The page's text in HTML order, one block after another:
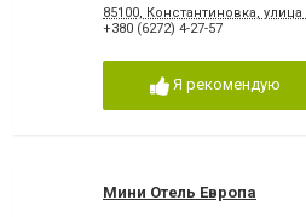
85100, Константиновка,
+380 (6272) 4-27-57
Я рекомендую
Мини Отель Европа